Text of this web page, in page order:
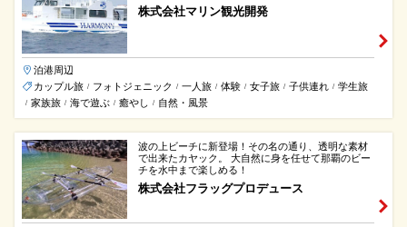
株式会社マリン観光開発
泊港周辺
カップル旅 / フォトジェニック / 一人旅 / 体験 / 女子旅 / 子供連れ / 学生旅
/ 家族旅 / 海で遊ぶ / 癒やし / 自然・風景
波の上ビーチに新登場！その名の通り、透明な素材
で出来たカヤック。 大自然に身を任せて那覇のビー
チを水中まで楽しめる！
株式会社フラッグプロデュース